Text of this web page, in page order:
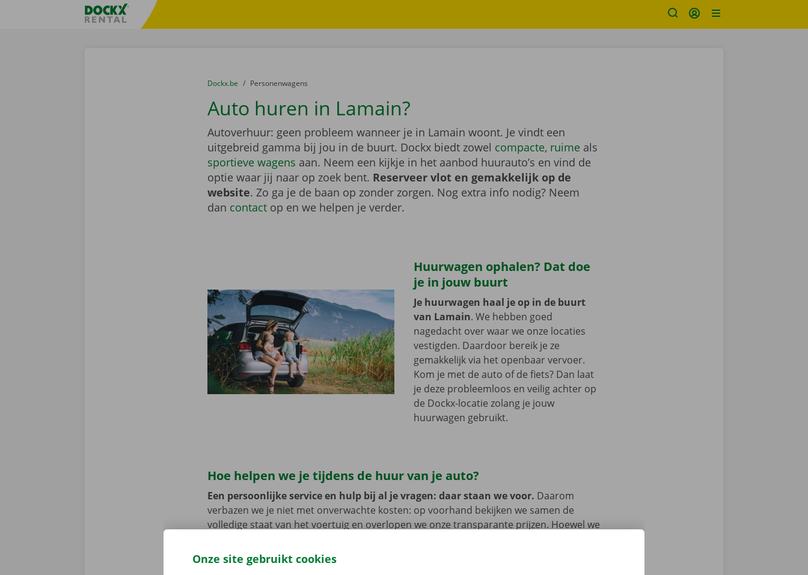
Taalselectie overslaanFratello DEMO
U bevindt zich hier:
van
Dockx.be naar
Personenwagens
Auto huren in Lamain?
Autoverhuur: geen probleem wanneer je in Lamain woont. Je vindt een
uitgebreid gamma bij jou in de buurt. Dockx biedt zowel compacte, ruimeals
sportieve wagens aan. Neem een kijkje in het aanbod huurauto’s en vind de
optie waar jij naar op zoek bent. Reserveer vlot en gemakkelijk op de
website. Zo ga je de baan op zonder zorgen. Nog extra info nodig? Neem
dan contactop en we helpen je verder.
Huurwagen ophalen? Dat doe
je in jouw buurt
Je huurwagen haal je op in de buurt
van Lamain. We hebben goed
nagedacht over waar we onze locaties
vestigden. Daardoor bereik je ze
gemakkelijk via het openbaar vervoer.
Kom je met de auto of de fiets? Dan laat
je deze probleemloos en veilig achter op
de Dockx-locatie zolang je jouw
huurwagen gebruikt.
Hoe helpen we je tijdens de huur van je auto?
Een persoonlijke service en hulp bij al je vragen: daar staan we voor. Daarom
verbazen we je niet met onverwachte kosten: op voorhand bekijken we samen de
volledige staat van het voertuig en overlopen we onze transparante prijzen. Hoewel we
vertoont. In dat geval staat er 24/7 assistentie en pechverhelping voor je klaar: in heel
Europa. Zo vertrek je zorgeloos op pad met je huurauto.
Onze site gebruikt cookies